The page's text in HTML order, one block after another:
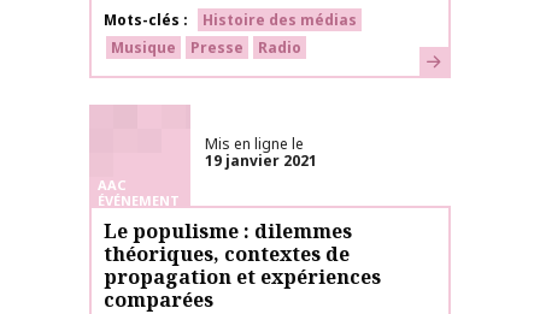
Mots-clés
Histoire des médias
Musique
Presse Radio En savoir plus
AAC
ÉVÉNEMENT
Mis en ligne le
19 janvier 2021
Le populisme : dilemmes
théoriques, contextes de
propagation et expériences
comparées